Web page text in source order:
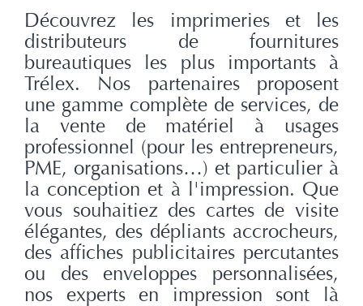
Découvrez les imprimeries et les
distributeurs de fournitures
bureautiques les plus importants à
Trélex. Nos partenaires proposent
une gamme complète de services, de
la vente de matériel à usages
professionnel (pour les entrepreneurs,
PME, organisations…) et particulier à
la conception et à l'impression. Que
vous souhaitiez des cartes de visite
élégantes, des dépliants accrocheurs,
des affiches publicitaires percutantes
ou des enveloppes personnalisées,
nos experts en impression sont là